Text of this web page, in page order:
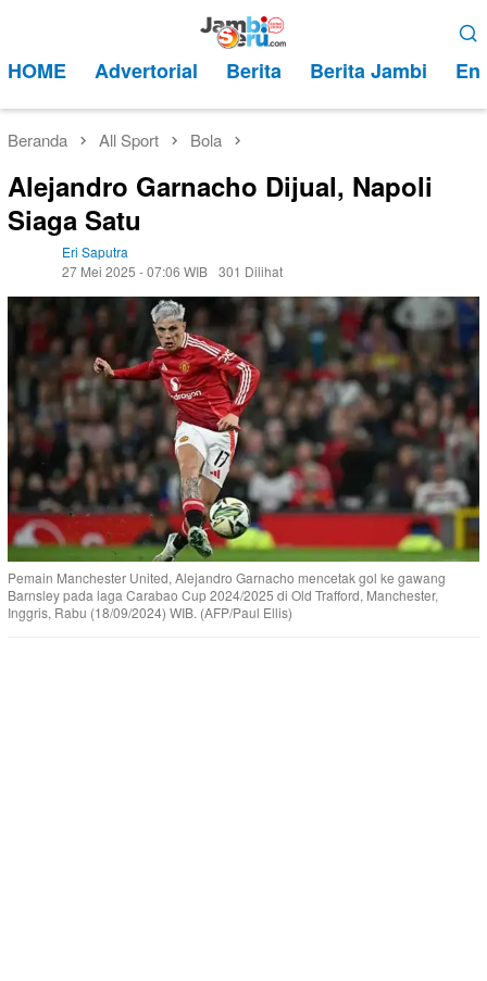
kontenMobile
HOME Advertorial Berita Berita Jambi
Beranda All Sport Bola
Alejandro Garnacho Dijual, Napoli
Siaga Satu
Eri Saputra
27 Mei 2025 - 07:06 WIB 301 Dilihat
Pemain Manchester United, Alejandro Garnacho mencetak gol ke gawang
Barnsley pada laga Carabao Cup 2024/2025 di Old Trafford, Manchester,
Inggris, Rabu (18/09/2024) WIB. (AFP/Paul Ellis)